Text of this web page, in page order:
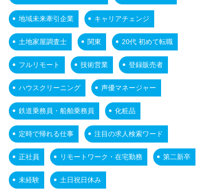
地域未来牽引企業 キャリアチェンジ
土地家屋調査士 関東 20代 初めて転職
フルリモート 技術営業 登録販売者
ハウスクリーニング 声優マネージャー
鉄道乗務員・船舶乗務員 化粧品
定時で帰れる仕事 注目の求人検索ワード
正社員 リモートワーク・在宅勤務 第二新卒
未経験 土日祝日休み